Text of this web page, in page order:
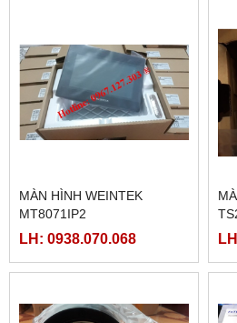
MÀN HÌNH WEINTEK
MT8071IP2
LH: 0938.070.068